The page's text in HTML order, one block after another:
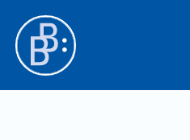
Hauptinhalt
Sidebar